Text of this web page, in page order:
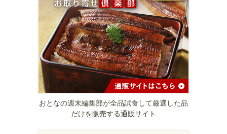
おとなの週末編集部が全品試食して厳選した品
だけを販売する通販サイト